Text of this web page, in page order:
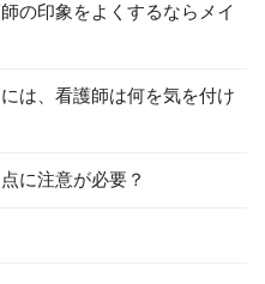
の印象をよくするならメイ
は、看護師は何を気を付け
に注意が必要？